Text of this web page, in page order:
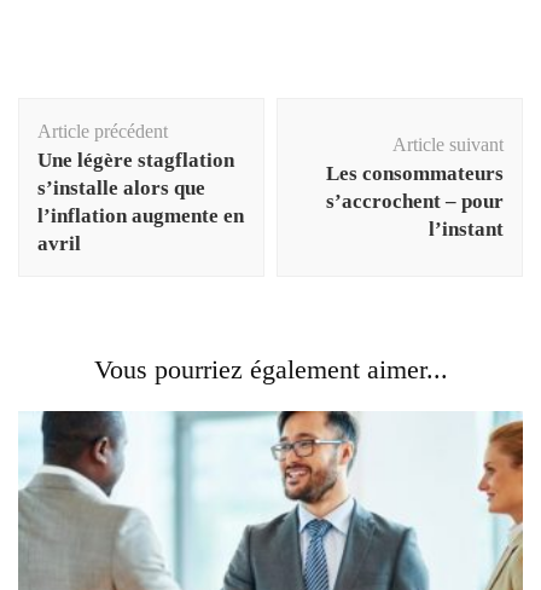
d'article
Article précédent
Une légère stagflation
s’installe alors que
l’inflation augmente en
avril
Article suivant
Les consommateurs
s’accrochent – ​​pour
l’instant
Vous pourriez également aimer...